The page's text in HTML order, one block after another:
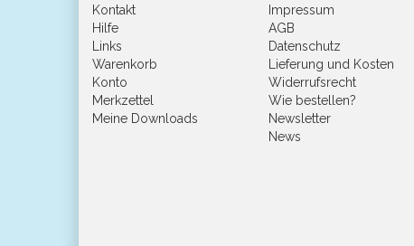
Kontakt
Hilfe
Links
Warenkorb
Konto
Merkzettel
Meine Downloads
Impressum
AGB
Datenschutz
Lieferung und Kosten
Widerrufsrecht
Wie bestellen?
Newsletter
News